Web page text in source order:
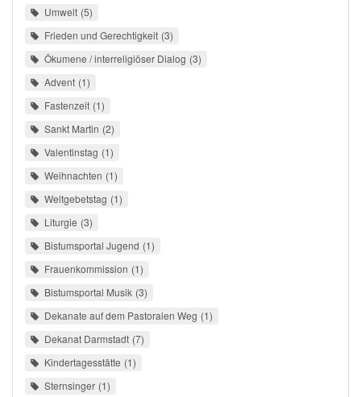
Umwelt 5
Frieden und Gerechtigkeit 3
Ökumene / interreligiöser Dialog 3
Advent 1
Fastenzeit 1
Sankt Martin 2
Valentinstag 1
Weihnachten 1
Weltgebetstag 1
Liturgie 3
Bistumsportal Jugend 1
Frauenkommission 1
Bistumsportal Musik 3
Dekanate auf dem Pastoralen Weg 1
Dekanat Darmstadt 7
Kindertagesstätte 1
Sternsinger 1